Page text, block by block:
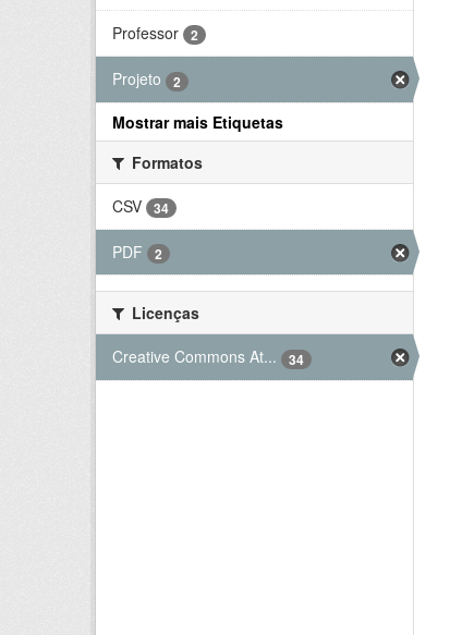
Professor 2
Projeto 2
Mostrar mais Etiquetas
Formatos
CSV
34
PDF 2
Licenças
Creative Commons At...
34